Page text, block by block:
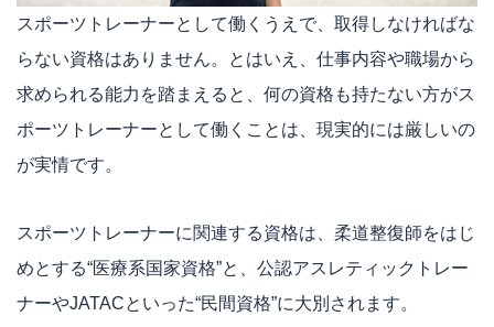
スポーツトレーナーとして働くうえで、取得しなければな
らない資格はありません。とはいえ、仕事内容や職場から
求められる能力を踏まえると、何の資格も持たない方がス
ポーツトレーナーとして働くことは、現実的には厳しいの
が実情です。
スポーツトレーナーに関連する資格は、柔道整復師をはじ
めとする“医療系国家資格”と、公認アスレティックトレー
ナーやJATACといった“民間資格”に大別されます。